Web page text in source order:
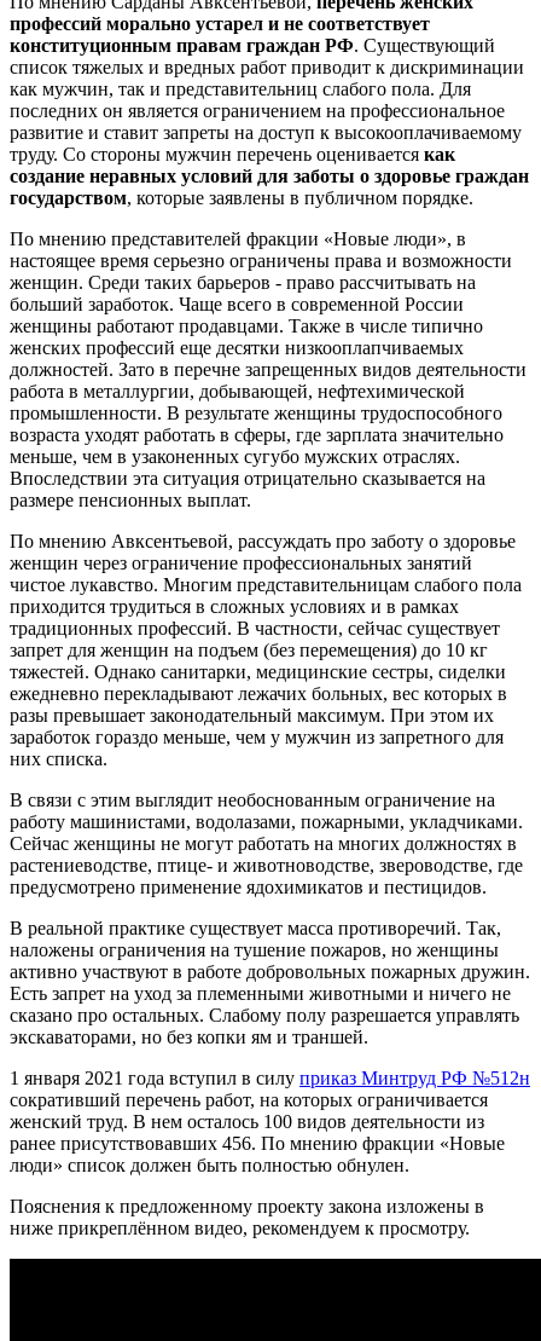
профессий морально устарел и не соответствует
конституционным правам граждан РФ. Существующий
список тяжелых и вредных работ приводит к дискриминации
как мужчин, так и представительниц слабого пола. Для
последних он является ограничением на профессиональное
развитие и ставит запреты на доступ к высокооплачиваемому
труду. Со стороны мужчин перечень оценивается как
создание неравных условий для заботы о здоровье граждан
государством, которые заявлены в публичном порядке.
По мнению представителей фракции «Новые люди», в
настоящее время серьезно ограничены права и возможности
женщин. Среди таких барьеров - право рассчитывать на
больший заработок. Чаще всего в современной России
женщины работают продавцами. Также в числе типично
женских профессий еще десятки низкооплапчиваемых
должностей. Зато в перечне запрещенных видов деятельности
работа в металлургии, добывающей, нефтехимической
промышленности. В результате женщины трудоспособного
возраста уходят работать в сферы, где зарплата значительно
меньше, чем в узаконенных сугубо мужских отраслях.
Впоследствии эта ситуация отрицательно сказывается на
размере пенсионных выплат.
По мнению Авксентьевой, рассуждать про заботу о здоровье
женщин через ограничение профессиональных занятий
чистое лукавство. Многим представительницам слабого пола
приходится трудиться в сложных условиях и в рамках
традиционных профессий. В частности, сейчас существует
запрет для женщин на подъем (без перемещения) до 10 кг
тяжестей. Однако санитарки, медицинские сестры, сиделки
ежедневно перекладывают лежачих больных, вес которых в
разы превышает законодательный максимум. При этом их
заработок гораздо меньше, чем у мужчин из запретного для
них списка.
В связи с этим выглядит необоснованным ограничение на
работу машинистами, водолазами, пожарными, укладчиками.
Сейчас женщины не могут работать на многих должностях в
растениеводстве, птице- и животноводстве, звероводстве, где
предусмотрено применение ядохимикатов и пестицидов.
В реальной практике существует масса противоречий. Так,
наложены ограничения на тушение пожаров, но женщины
активно участвуют в работе добровольных пожарных дружин.
Есть запрет на уход за племенными животными и ничего не
сказано про остальных. Слабому полу разрешается управлять
экскаваторами, но без копки ям и траншей.
1 января 2021 года вступил в силу приказ Минтруд РФ №512н
сокративший перечень работ, на которых ограничивается
женский труд. В нем осталось 100 видов деятельности из
ранее присутствовавших 456. По мнению фракции «Новые
люди» список должен быть полностью обнулен.
Пояснения к предложенному проекту закона изложены в
ниже прикреплённом видео, рекомендуем к просмотру.